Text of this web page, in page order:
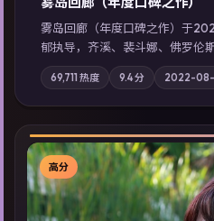
雾岛回廊（年度口碑之作）于
郁执导，齐溪、裴斗娜、佛罗伦
主轴，边境小镇的平静被一封匿
地域气质；站内亦可通过「国产
展检索同类型高分佳作，畅享高
69,711 热度 9.4分 2022-
高分